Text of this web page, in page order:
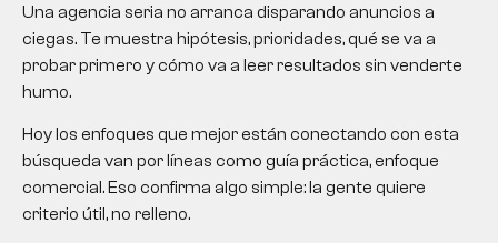
Una agencia seria no arranca disparando anuncios a
ciegas. Te muestra hipótesis, prioridades, qué se va a
probar primero y cómo va a leer resultados sin venderte
humo.
Hoy los enfoques que mejor están conectando con esta
búsqueda van por líneas como guía práctica, enfoque
comercial. Eso confirma algo simple: la gente quiere
criterio útil, no relleno.